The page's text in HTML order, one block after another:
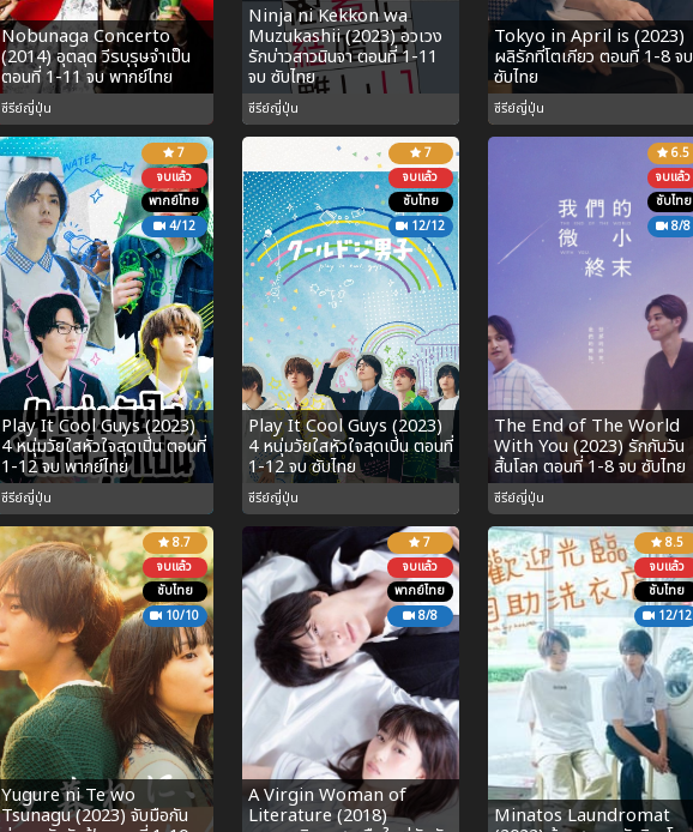
Nobunaga Concerto
(2014) อุตลุด วีรบุรุษจำเป็น
ตอนที่ 1-11 จบ พากย์ไทย
ซีรีย์ญี่ปุ่น
Ninja ni Kekkon wa
Muzukashii (2023) อวเวง
รักบ่าวสาวนินจา ตอนที่ 1-11
จบ ซับไทย
ซีรีย์ญี่ปุ่น
Tokyo in April is (2023)
ผลิรักที่โตเกียว ตอนที่ 1-8 จบ
ซับไทย
ซีรีย์ญี่ปุ่น
7
จบแล้ว
พากย์ไทย
4/12
Play It Cool Guys (2023)
4 หนุ่มวัยใสหัวใจสุดเปิ่น ตอนที่
1-12 จบ พากย์ไทย
ซีรีย์ญี่ปุ่น
7
จบแล้ว
ซับไทย
12/12
Play It Cool Guys (2023)
4 หนุ่มวัยใสหัวใจสุดเปิ่น ตอนที่
1-12 จบ ซับไทย
ซีรีย์ญี่ปุ่น
6.5
จบแล้ว
ซับไทย
8/8
The End of The World
With You (2023) รักกันวัน
สิ้นโลก ตอนที่ 1-8 จบ ซับไทย
ซีรีย์ญี่ปุ่น
8.7
จบแล้ว
ซับไทย
10/10
Yugure ni Te wo
Tsunagu (2023) จับมือกัน
7
จบแล้ว
พากย์ไทย
8/8
A Virgin Woman of
Literature (2018)
8.5
จบแล้ว
ซับไทย
12/12
Minatos Laundromat